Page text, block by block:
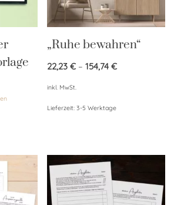
„Ruhe bewahren“
22,23€ –154,74€
inkl. MwSt.
Lieferzeit:3-5 Werktage